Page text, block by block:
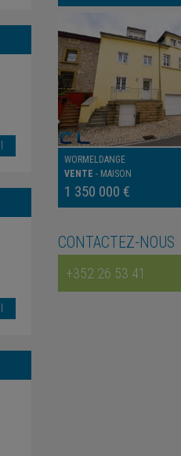
WORMELDANGE
VENTE - MAISON
1 350 000 €
CONTACTEZ-NOUS
+352 26 53 41